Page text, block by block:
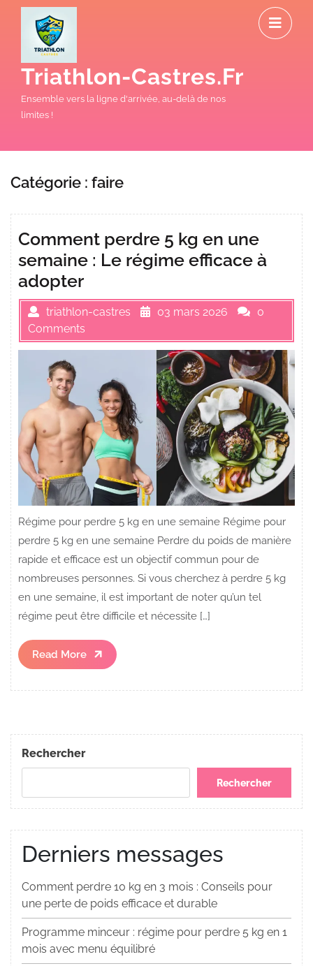
Triathlon-Castres.fr
Ensemble vers la ligne d'arrivée, au-delà de nos
limites !
Catégorie : faire
Comment perdre 5 kg en une
semaine : Le régime efficace à
adopter
triathlon-castres 03 mars 2026
0
Comments
Régime pour perdre 5 kg en une semaine Régime pour
perdre 5 kg en une semaine Perdre du poids de manière
rapide et efficace est un objectif commun pour de
nombreuses personnes. Si vous cherchez à perdre 5 kg
en une semaine, il est important de noter qu’un tel
régime peut être difficile et nécessite […]
Read More
Read
More
Rechercher
Rechercher
Derniers messages
Comment perdre 10 kg en 3 mois : Conseils pour
une perte de poids efficace et durable
Programme minceur : régime pour perdre 5 kg en 1
mois avec menu équilibré